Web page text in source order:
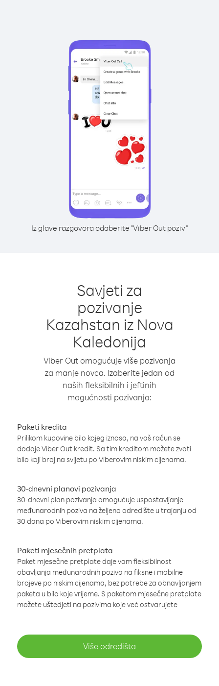
Iz glave razgovora odaberite "Viber Out poziv"
Savjeti za
pozivanje
Kazahstan iz Nova
Kaledonija
Viber Out omogućuje više pozivanja
za manje novca. Izaberite jedan od
naših fleksibilnih i jeftinih
mogućnosti pozivanja:
Paketi kredita
Prilikom kupovine bilo kojeg iznosa, na vaš račun se
dodaje Viber Out kredit. Sa tim kreditom možete zvati
bilo koji broj na svijetu po Viberovim niskim cijenama.
30-dnevni planovi pozivanja
30-dnevni plan pozivanja omogućuje uspostavljanje
međunarodnih poziva na željeno odredište u trajanju od
30 dana po Viberovim niskim cijenama.
Paketi mjesečnih pretplata
Paket mjesečne pretplate daje vam fleksibilnost
obavljanja međunarodnih poziva na fiksne i mobilne
brojeve po niskim cijenama, bez potrebe za obnavljanjem
paketa u bilo koje vrijeme. S paketom mjesečne pretplate
možete uštedjeti na pozivima koje već ostvarujete
Više odredišta